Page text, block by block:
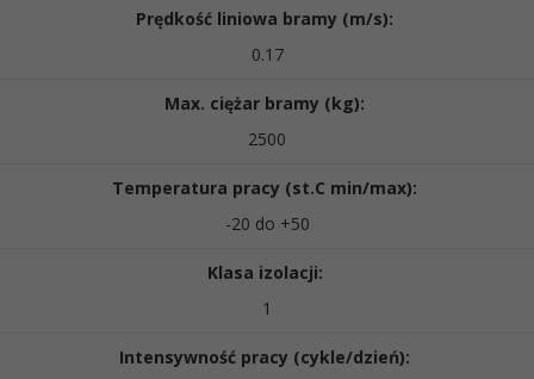
Prędkość liniowa bramy (m/s):
0.17
Max. ciężar bramy (kg):
2500
Temperatura pracy (st.C min/max):
-20 do +50
Klasa izolacji:
1
Intensywność pracy (cykle/dzień):